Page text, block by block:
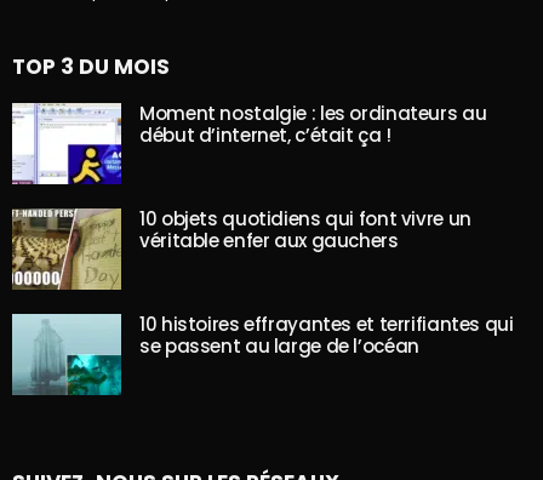
TOP 3 DU MOIS
Moment nostalgie : les ordinateurs au
début d’internet, c’était ça !
10 objets quotidiens qui font vivre un
véritable enfer aux gauchers
10 histoires effrayantes et terrifiantes qui
se passent au large de l’océan